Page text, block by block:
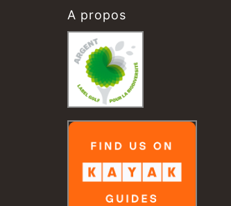
A propos